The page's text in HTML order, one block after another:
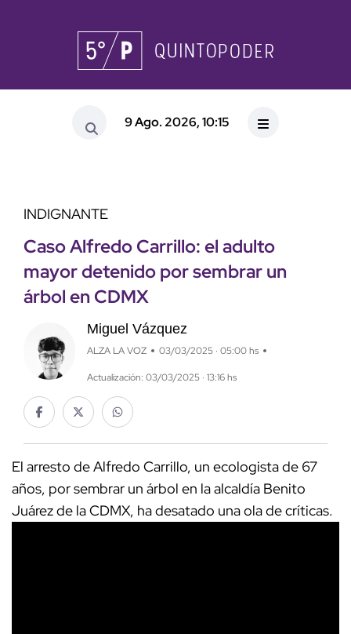
9 Ago. 2026, 10:15
INDIGNANTE
Caso Alfredo Carrillo: el adulto
mayor detenido por sembrar un
árbol en CDMX
Miguel Vázquez
ALZA LA VOZ 03/03/2025 · 05:00 hs
Actualización: 03/03/2025 · 13:16 hs
El arresto de Alfredo Carrillo, un ecologista de 67
años, por sembrar un árbol en la alcaldía Benito
Juárez de la CDMX, ha desatado una ola de críticas.